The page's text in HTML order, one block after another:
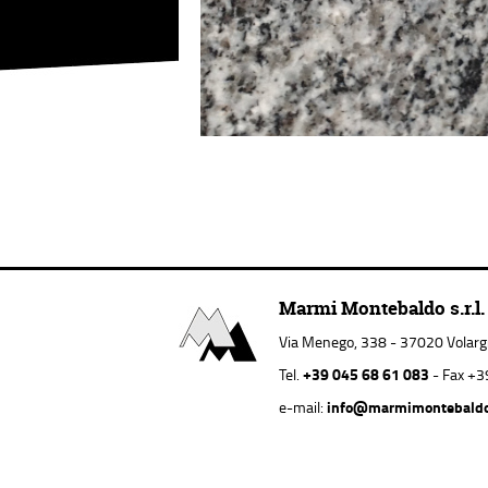
Marmi Montebaldo s.r.l.
Via Menego, 338 - 37020
Tel. +39 045 68 61 083 - Fax
e-mail: